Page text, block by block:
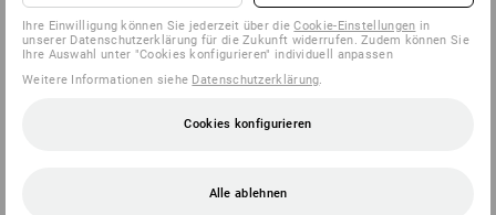
IMMER
Ihre Einwilligung können Sie jederzeit über dieCookie-Einstellungen in
unserer Datenschutzerklärung für die Zukunft widerrufen. Zudem können Sie
Ihre Auswahl unter "Cookies konfigurieren" individuell anpassen
Weitere Informationen siehe Datenschutzerklärung
Cookies konfigurieren
Alle ablehnen